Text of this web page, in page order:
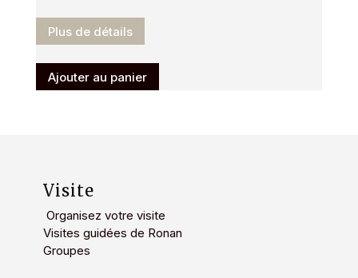
Plus de détails
Ajouter au panier
Visite
Organisez votre visite
Visites guidées de Ronan
Groupes